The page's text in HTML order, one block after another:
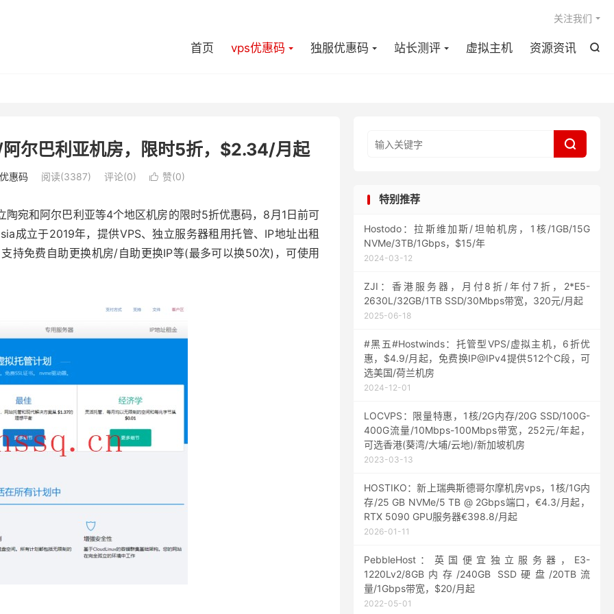

首页 vps优惠码 独服优惠码 站长测评 虚拟主机 资源资讯
关注我们
尔巴利亚机房，限时5折，$2.34/月起
惠码 阅读(3387) 评论(0)  赞(0)
宛和阿尔巴利亚等4个地区机房的限时5折优惠码，8月1日前可
成立于2019年，提供VPS、独立服务器租用托管、IP地址出租
持免费自助更换机房/自助更换IP等(最多可以换50次)，可使用

特别推荐
Hostodo：拉斯维加斯/坦帕机房，1核/1GB/15G
NVMe/3TB/1Gbps，$15/年
2024-03-12
ZJI：香港服务器，月付8折/年付7折，2*E5-
2630L/32GB/1TB SSD/30Mbps带宽，320元/月起
2025-06-18
#黑五#Hostwinds：托管型VPS/虚拟主机，6折优
惠，$4.9/月起，免费换IP@IPv4提供512个C段，可
选美国/荷兰机房
2024-12-01
LOCVPS：限量特惠，1核/2G内存/20G SSD/100G-
400G流量/10Mbps-100Mbps带宽，252元/年起，
可选香港(葵湾/大埔/云地)/新加坡机房
2023-03-13
HOSTIKO：新上瑞典斯德哥尔摩机房vps，1核/1G内
存/25 GB NVMe/5 TB @ 2Gbps端口，€4.3/月起，
RTX 5090 GPU服务器€398.8/月起
2026-01-11
PebbleHost：英国便宜独立服务器，E3-
1220Lv2/8GB内存/240GB SSD硬盘/20TB流
量/1Gbps带宽，$20/月起
2022-05-01